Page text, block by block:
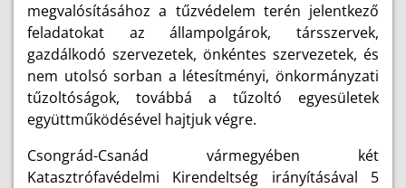
megvalósításához a tűzvédelem terén jelentkező
feladatokat az állampolgárok, társszervek,
gazdálkodó szervezetek, önkéntes szervezetek, és
nem utolsó sorban a létesítményi, önkormányzati
tűzoltóságok, továbbá a tűzoltó egyesületek
együttműködésével hajtjuk végre.
Csongrád-Csanád vármegyében két
Katasztrófavédelmi Kirendeltség irányításával 5